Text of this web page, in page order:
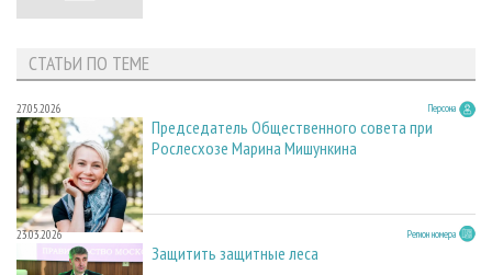
СТАТЬИ ПО ТЕМЕ
27.05.2026 Персона
Председатель Общественного совета при
Рослесхозе Марина Мишункина
23.03.2026 Регион номера
Защитить защитные леса